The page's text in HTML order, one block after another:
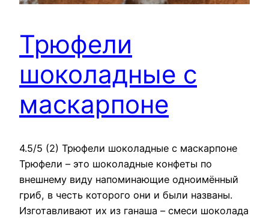
Трюфели
шоколадные с
маскарпоне
4.5/5 (2) Трюфели шоколадные с маскарпоне
Трюфели – это шоколадные конфеты по
внешнему виду напоминающие одноимённый
гриб, в честь которого они и были названы.
Изготавливают их из ганаша – смеси шоколада